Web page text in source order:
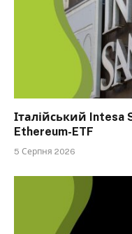
Італійський Intesa
Ethereum-ETF
5 Серпня 2026